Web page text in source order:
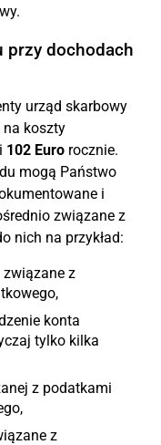
przy dochodach
urząd skarbowy
na koszty
102 Euro rocznie.
mogą Państwo
i
związane z
nich na przykład:
z
konta
tylko kilka
z podatkami
z